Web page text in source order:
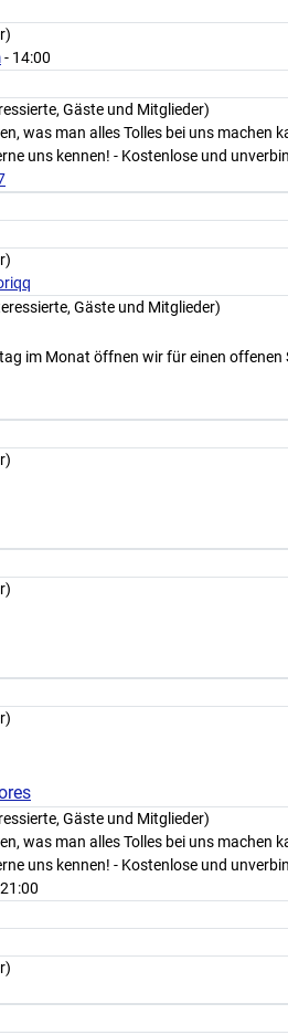
- 14:00
Gäste und Mitglieder)
was man alles Tolles bei uns machen
uns kennen! - Kostenlose und
Gäste und Mitglieder)
im Monat öffnen wir für einen offenen
Gäste und Mitglieder)
was man alles Tolles bei uns machen
uns kennen! - Kostenlose und